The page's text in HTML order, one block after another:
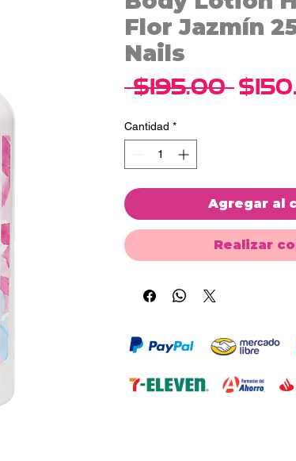
Flor Jazmín
Nails
$195.00
Cantidad *
Agregar al
Realizar